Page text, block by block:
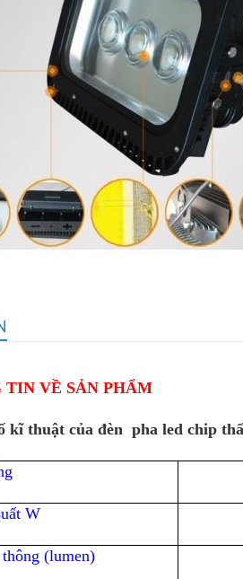
TIN VỀ SẢN PHẨM
kĩ thuật của đèn pha led chip
W
thông (lumen)